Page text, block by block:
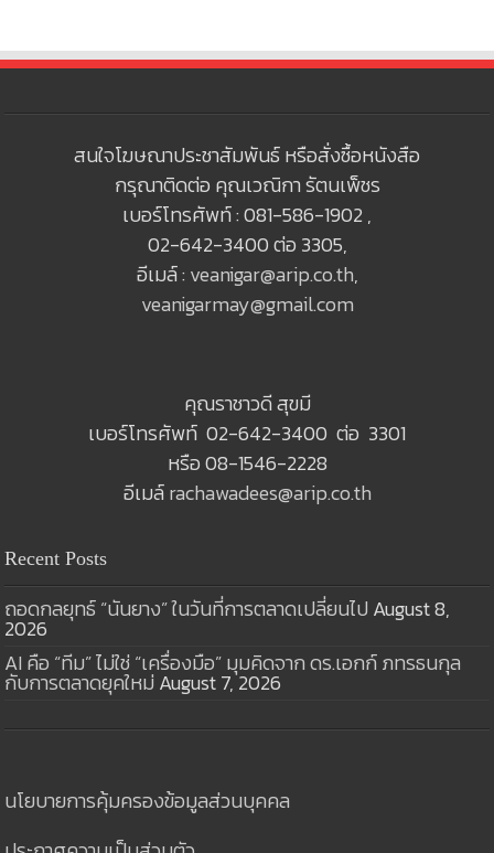
สนใจโฆษณาประชาสัมพันธ์ หรือสั่งซื้อหนังสือ
กรุณาติดต่อ คุณเวณิกา รัตนเพ็ชร
เบอร์โทรศัพท์ : 081-586-1902 ,
02-642-3400 ต่อ 3305,
อีเมล์ : veanigar@arip.co.th,
veanigarmay@gmail.com
คุณราชาวดี สุขมี
เบอร์โทรศัพท์ 02-642-3400 ต่อ 3301
หรือ 08-1546-2228
อีเมล์rachawadees@arip.co.th
Recent Posts
ถอดกลยุทธ์ “นันยาง” ในวันที่การตลาดเปลี่ยนไป August 8,
2026
AI คือ “ทีม” ไม่ใช่ “เครื่องมือ” มุมคิดจาก ดร.เอกก์ ภทรธนกุล
กับการตลาดยุคใหม่ August 7, 2026
นโยบายการคุ้มครองข้อมูลส่วนบุคคล